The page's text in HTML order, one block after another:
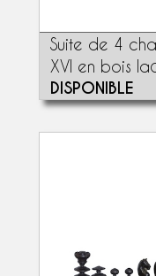
Suite de 4
XVI en bois
DISPONIBLE